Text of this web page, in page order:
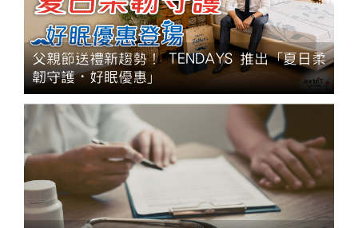
父親節送禮新趨勢！ TENDAYS 推出「夏日柔
韌守護・好眠優惠」